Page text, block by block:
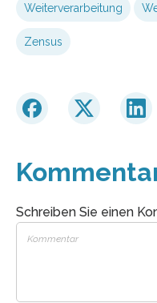
Weiterverarbeitung
Zensus
Schreiben Sie einen